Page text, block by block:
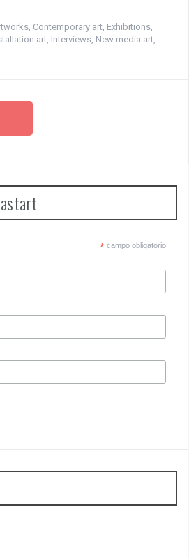
Contemporary art Exhibitions
art Interviews New media art
*campo obligatorio